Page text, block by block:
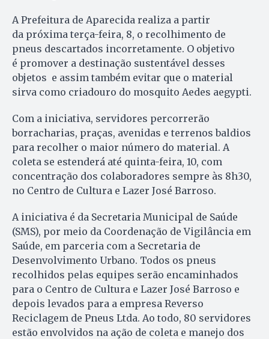
A Prefeitura de Aparecida realiza a partir
da próxima terça-feira, 8, o recolhimento de
pneus descartados incorretamente. O objetivo
é promover a destinação sustentável desses
objetos e assim também evitar que o material
sirva como criadouro do mosquito Aedes aegypti.
Com a iniciativa, servidores percorrerão
borracharias, praças, avenidas e terrenos baldios
para recolher o maior número do material. A
coleta se estenderá até quinta-feira, 10, com
concentração dos colaboradores sempre às 8h30,
no Centro de Cultura e Lazer José Barroso.
A iniciativa é da Secretaria Municipal de Saúde
(SMS), por meio da Coordenação de Vigilância em
Saúde, em parceria com a Secretaria de
Desenvolvimento Urbano. Todos os pneus
recolhidos pelas equipes serão encaminhados
para o Centro de Cultura e Lazer José Barroso e
depois levados para a empresa Reverso
Reciclagem de Pneus Ltda. Ao todo, 80 servidores
estão envolvidos na ação de coleta e manejo dos